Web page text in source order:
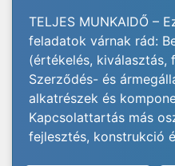
TELJES MUNKAIDŐ –
feladatok várnak rád:
(értékelés, kiválasztás,
Szerződés- és
alkatrészek és
Kapcsolattartás más
fejlesztés, konstrukció